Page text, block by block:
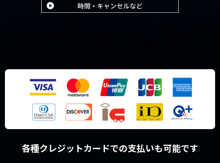
各種クレジットカードでの支払いも可能です